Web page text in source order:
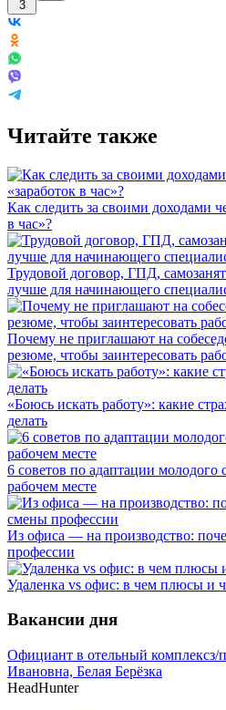
3
Читайте также
Как следить за своими доходами
в час»?
Трудовой договор, ГПД,
лучше для начинающего
Почему не приглашают на
резюме, чтобы заинтересовать
«Боюсь искать работу»: какие
делать
6 советов по адаптации молодого
рабочем месте
Из офиса — на производство:
профессии
Удаленка vs офис: в чем плюсы и
Вакансии дня
Официант в отельный комплексз/
Ивановна, Белая Берёзка
HeadHunter